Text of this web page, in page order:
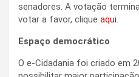
senadores. A votação
votar a favor, clique aqui.
Espaço democrático
O e-Cidadania foi criado em